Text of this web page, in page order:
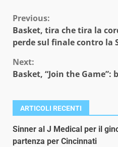
Continue
Reading
Previous:
Basket, tira che tira la
perde sul finale contro la
Next:
Basket, “Join the Game”:
ARTICOLI RECENTI
Sinner al J Medical per il
partenza per Cincinnati